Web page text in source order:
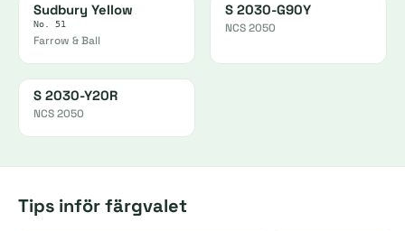
Sudbury Yellow
No. 51
Farrow & Ball
S 2030-G90Y
NCS 2050
S 2030-Y20R
NCS 2050
Tips inför färgvalet